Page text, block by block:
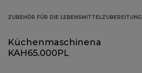
ZUBEHÖR FÜR DIE LEBENSMITTELZUBEREITUNG
Küchenmaschinenaufsatz
KAH65.000PL